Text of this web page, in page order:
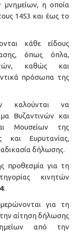
μνημείων, η οποία
1453 και έως το
κάθε είδους
όπως όπλα,
καθώς και
πρόσωπα της
καλούνται να
Βυζαντινών και
Μουσείων της
και Ευρυτανίας,
δήλωσης.
προθεσμία για τη
κινητών
.
για τη
αίτηση δήλωσης
από την